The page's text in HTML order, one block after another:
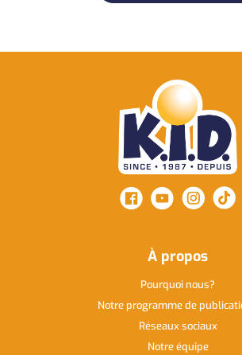
À propos
Pourquoi nous
Notre programme de
Réseaux sociaux
Notre équipe